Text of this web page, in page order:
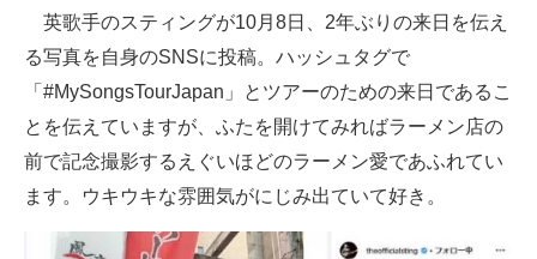
注目記事を集めた総合ページ
ITの今と未来を見通す
スマホと通信の最新トレンド
進化するPCとデバイスの未来
好きが集まる 比べて選べる
英歌手のスティングが10月8日、2年ぶりの来日を伝え
る写真を自身のSNSに投稿。ハッシュタグで
「#MySongsTourJapan」とツアーのための来日であるこ
とを伝えていますが、ふたを開けてみればラーメン店の
前で記念撮影するえぐいほどのラーメン愛であふれてい
ます。ウキウキな雰囲気がにじみ出ていて好き。